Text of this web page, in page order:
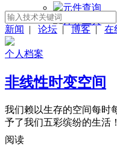
元件查询
计算工具
新闻
| 论坛 | 博客 | 在
个人档案
非线性时变空间
我们赖以生存的空间每时
予了我们五彩缤纷的生活！
阅读